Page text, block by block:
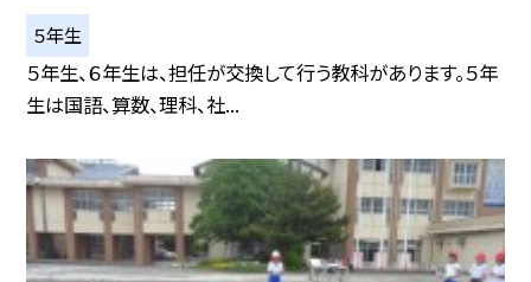
５年生
５年生、６年生は、担任が交換して行う教科があります。５年
生は国語、算数、理科、社...